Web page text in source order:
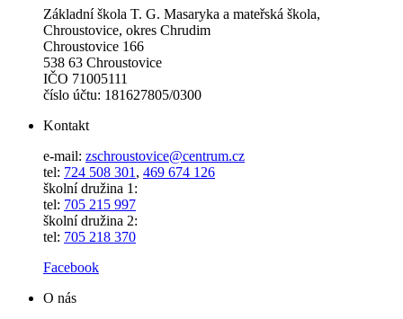
Základní škola T. G. Masaryka a mateřská škola,
Chroustovice, okres Chrudim
Chroustovice 166
538 63 Chroustovice
IČO 71005111
číslo účtu: 181627805/0300
Kontakt
e-mail: zschroustovice@centrum.cz
tel: 724 508 301 , 469 674 126
školní družina 1:
tel: 705 215 997
školní družina 2:
tel: 705 218 370
Facebook
O nás